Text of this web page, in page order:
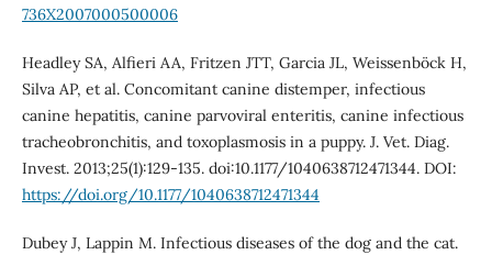
736X2007000500006
Headley SA, Alfieri AA, Fritzen JTT, Garcia JL, Weissenböck H,
Silva AP, et al. Concomitant canine distemper, infectious
canine hepatitis, canine parvoviral enteritis, canine infectious
tracheobronchitis, and toxoplasmosis in a puppy. J. Vet. Diag.
Invest. 2013;25(1):129-135. doi:10.1177/1040638712471344. DOI:
https://doi.org/10.1177/1040638712471344
Dubey J, Lappin M. Infectious diseases of the dog and the cat.